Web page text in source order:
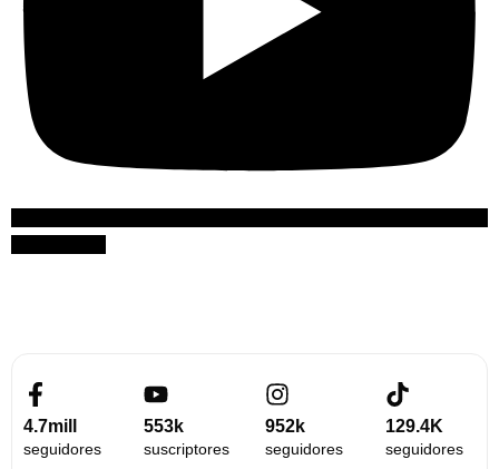
4.7mill
seguidores
553k
suscriptores
952k
seguidores
129.4K
seguidores